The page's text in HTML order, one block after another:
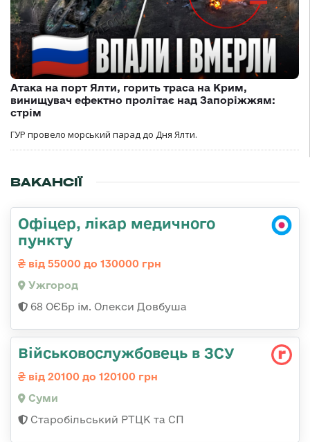
Атака на порт Ялти, горить траса на Крим,
винищувач ефектно пролітає над Запоріжжям:
стрім
ГУР провело морський парад до Дня Ялти.
ВАКАНСІЇ
Офіцер, лікар медичного
пункту
від 55000 до 130000 грн
Ужгород
68 ОЄБр ім. Олекси Довбуша
Військовослужбовець в ЗСУ
від 20100 до 120100 грн
Суми
Старобільський РТЦК та СП